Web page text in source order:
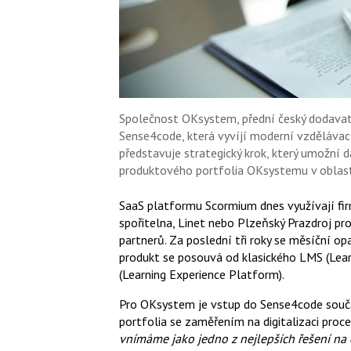
Společnost OKsystem, přední český
Sense4code, která vyvíjí moderní
představuje strategický krok, který
produktového portfolia OKsystemu v
SaaS platformu Scormium dnes využívají
spořitelna, Linet nebo Plzeňský Prazdroj
partnerů. Za poslední tři roky se měsíční
produkt se posouvá od klasického LMS
(Learning Experience Platform).
Pro OKsystem je vstup do Sense4code
portfolia se zaměřením na digitalizaci
vnímáme jako jedno z nejlepších řešení